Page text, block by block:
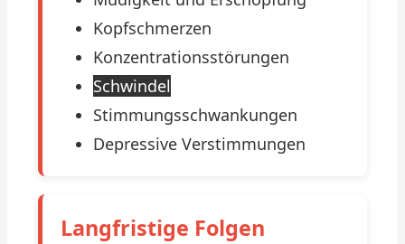
Kopfschmerzen
Konzentrationsstörungen
Schwindel
Stimmungsschwankungen
Depressive Verstimmungen
Langfristige Folgen